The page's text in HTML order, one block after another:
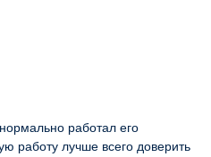
работал его
работу лучше всего доверить